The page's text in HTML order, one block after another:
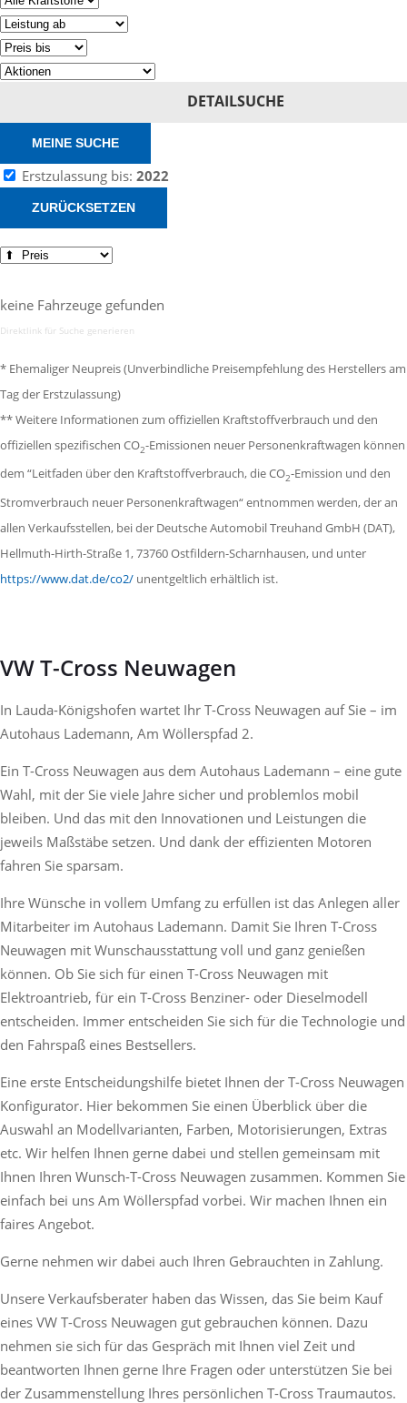
DETAILSUCHE
MEINE SUCHE
Erstzulassung bis: 2022
ZURÜCKSETZEN
keine Fahrzeuge gefunden
Direktlink für Suche generieren
* Ehemaliger Neupreis (Unverbindliche Preisempfehlung des Herstellers am
Tag der Erstzulassung)
** Weitere Informationen zum offiziellen Kraftstoffverbrauch und den
offiziellen spezifischen CO2-Emissionen neuer Personenkraftwagen können
dem “Leitfaden über den Kraftstoffverbrauch, die CO2-Emission und den
Stromverbrauch neuer Personenkraftwagen“ entnommen werden, der an
allen Verkaufsstellen, bei der Deutsche Automobil Treuhand GmbH (DAT),
Hellmuth-Hirth-Straße 1, 73760 Ostfildern-Scharnhausen, und unter
https://www.dat.de/co2/ unentgeltlich erhältlich ist.
VW T-Cross Neuwagen
In Lauda-Königshofen wartet Ihr T-Cross Neuwagen auf Sie – im
Autohaus Lademann, Am Wöllerspfad 2.
Ein T-Cross Neuwagen aus dem Autohaus Lademann – eine gute
Wahl, mit der Sie viele Jahre sicher und problemlos mobil
bleiben. Und das mit den Innovationen und Leistungen die
jeweils Maßstäbe setzen. Und dank der effizienten Motoren
fahren Sie sparsam.
Ihre Wünsche in vollem Umfang zu erfüllen ist das Anlegen aller
Mitarbeiter im Autohaus Lademann. Damit Sie Ihren T-Cross
Neuwagen mit Wunschausstattung voll und ganz genießen
können. Ob Sie sich für einen T-Cross Neuwagen mit
Elektroantrieb, für ein T-Cross Benziner- oder Dieselmodell
entscheiden. Immer entscheiden Sie sich für die Technologie und
den Fahrspaß eines Bestsellers.
Eine erste Entscheidungshilfe bietet Ihnen der T-Cross Neuwagen
Konfigurator. Hier bekommen Sie einen Überblick über die
Auswahl an Modellvarianten, Farben, Motorisierungen, Extras
etc. Wir helfen Ihnen gerne dabei und stellen gemeinsam mit
Ihnen Ihren Wunsch-T-Cross Neuwagen zusammen. Kommen Sie
einfach bei uns Am Wöllerspfad vorbei. Wir machen Ihnen ein
faires Angebot.
Gerne nehmen wir dabei auch Ihren Gebrauchten in Zahlung.
Unsere Verkaufsberater haben das Wissen, das Sie beim Kauf
eines VW T-Cross Neuwagen gut gebrauchen können. Dazu
nehmen sie sich für das Gespräch mit Ihnen viel Zeit und
beantworten Ihnen gerne Ihre Fragen oder unterstützen Sie bei
der Zusammenstellung Ihres persönlichen T-Cross Traumautos.